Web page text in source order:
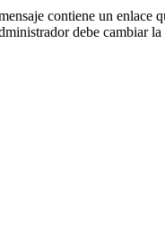
contiene un enlace
debe cambiar